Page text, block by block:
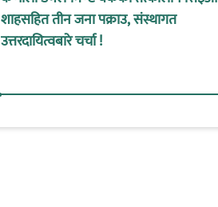
शाहसहित तीन जना पक्राउ, संस्थागत
उत्तरदायित्वबारे चर्चा !